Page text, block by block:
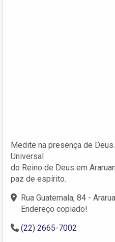
Medite na presença de
Universal
do Reino de Deus em
paz de espírito.
Rua Guatemala, 84 -
Endereço copiado!
(22) 2665-7002